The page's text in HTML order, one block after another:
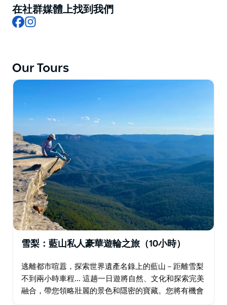
程。
在社群媒體上找到我們
Facebook
Our Tours
雪梨：藍山私人豪華遊輪之旅（10小時）
逃離都市喧囂，探索世界遺產名錄上的藍山－距離雪梨
不到兩小時車程… 這趟一日遊將自然、文化和探索完美
融合，帶您領略壯麗的景色和隱密的寶藏。您將有機會